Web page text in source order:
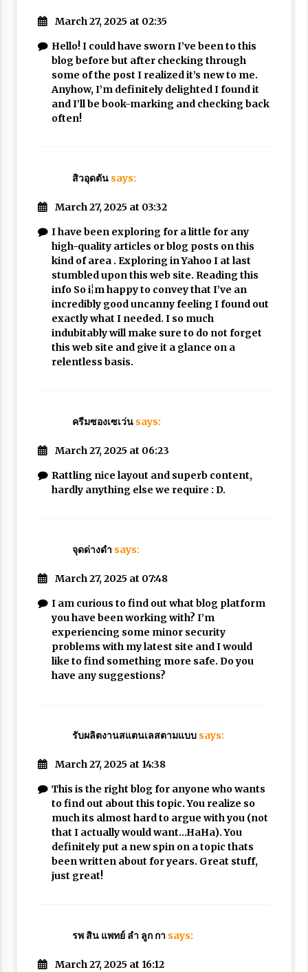
March 27, 2025 at 02:35
Hello! I could have sworn I’ve been to this
blog before but after checking through
some of the post I realized it’s new to me.
Anyhow, I’m definitely delighted I found it
and I’ll be book-marking and checking back
often!
สิวอุดตัน says:
March 27, 2025 at 03:32
I have been exploring for a little for any
high-quality articles or blog posts on this
kind of area . Exploring in Yahoo I at last
stumbled upon this web site. Reading this
info So i¦m happy to convey that I’ve an
incredibly good uncanny feeling I found out
exactly what I needed. I so much
indubitably will make sure to do not forget
this web site and give it a glance on a
relentless basis.
ครีมซองเซเว่น says:
March 27, 2025 at 06:23
Rattling nice layout and superb content,
hardly anything else we require : D.
จุดด่างดำ says:
March 27, 2025 at 07:48
I am curious to find out what blog platform
you have been working with? I’m
experiencing some minor security
problems with my latest site and I would
like to find something more safe. Do you
have any suggestions?
รับผลิตงานสแตนเลสตามแบบ says:
March 27, 2025 at 14:38
This is the right blog for anyone who wants
to find out about this topic. You realize so
much its almost hard to argue with you (not
that I actually would want…HaHa). You
definitely put a new spin on a topic thats
been written about for years. Great stuff,
just great!
รพ สิน แพทย์ ลํา ลูก กา says:
March 27, 2025 at 16:12